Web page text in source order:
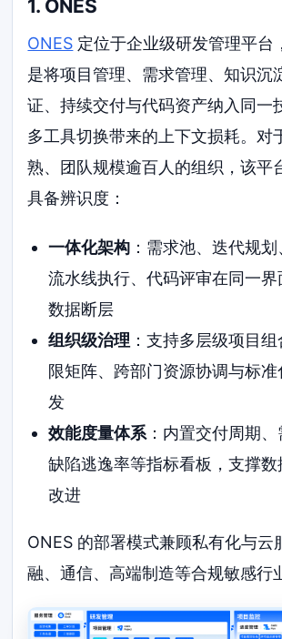
1. ONES
ONES 定位于企业级研发管理平台
是将项目管理、需求管理、知识沉
证、持续交付与代码资产纳入同一
多工具切换带来的上下文损耗。对
熟、团队规模逾百人的组织，该平
具备辨识度：
一体化架构：需求池、迭代规划
流水线执行、代码评审在同一
数据断层
组织级治理 ：支持多层级项目
限矩阵、跨部门资源协调与标
发
效能度量体系：内置交付周期、
缺陷逃逸率等指标看板，支撑
改进
ONES 的部署模式兼顾私有化与云
融、通信、高端制造等合规敏感行